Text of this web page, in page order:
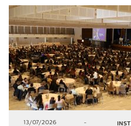
13/07/2026 -